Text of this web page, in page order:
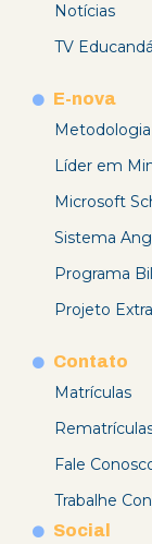
Notícias
TV
E-nova
Líder em
Microsoft
Sistema
Programa
Projeto Extra
Contato
Matrículas
Fale
Trabalhe
Social